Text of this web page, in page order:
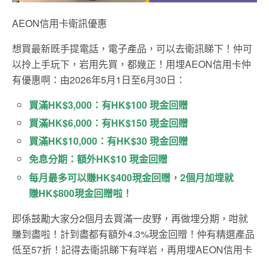
AEON信用卡衛訊優惠
想買最新既手提電話，電子產品，可以去衛訊睇下！仲可
以拎上手玩下，岩用先買，都幾正！用埋AEON信用卡仲
有優惠啊：由2026年5月1日至6月30日：
買滿HK$3,000：有HK$100 現金回贈
買滿HK$6,000：有HK$150 現金回贈
買滿HK$10,000：有HK$30 現金回贈
免息分期：額外HK$10 現金回贈
每月最多可以賺HK$400現金回贈，2個月加埋就
賺HK$800現金回贈啦！
即係鼓勵大家分2個月去買滿一皮野，再做埋分期，咁就
賺到盡啦！計到盡都有額外4.3%現金回贈！仲有精選產品
低至57折！記得去衛訊睇下有咩岩，再用埋AEON信用卡